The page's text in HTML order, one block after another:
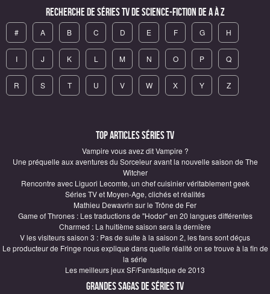
Recherche de Séries TV de science-fiction de A à Z
# A B C D E F G H
I J K L M N O P Q
R S T U V W X Y Z
Top articles Séries TV
Vampire vous avez dit Vampire ?
Une préquelle aux aventures du Sorceleur avant la nouvelle saison de The
Witcher
Rencontre avec Liguori Lecomte, un chef cuisinier véritablement geek
Séries TV et Moyen-Age, clichés et réalités
Mathieu Dewavrin sur le Trône de Fer
Game of Thrones : Les traductions de "Hodor" en 20 langues différentes
Charmed : La huitième saison sera la dernière
V les visiteurs saison 3 : Pas de suite à la saison 2, les fans sont déçus
Le producteur de Fringe nous explique dans quelle réalité on se trouve à la fin de
la série
Les meilleurs jeux SF/Fantastique de 2013
Grandes sagas de Séries TV